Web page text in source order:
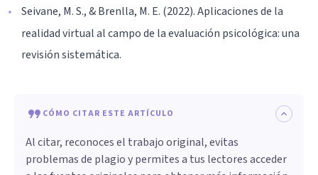
Seivane, M. S., & Brenlla, M. E. (2022). Aplicaciones de la
realidad virtual al campo de la evaluación psicológica: una
revisión sistemática.
CÓMO CITAR ESTE ARTÍCULO
Al citar, reconoces el trabajo original, evitas
problemas de plagio y permites a tus lectores acceder